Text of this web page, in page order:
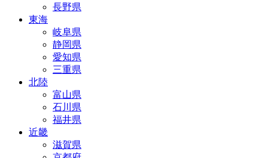
長野県
東海
岐阜県
静岡県
愛知県
三重県
北陸
富山県
石川県
福井県
近畿
滋賀県